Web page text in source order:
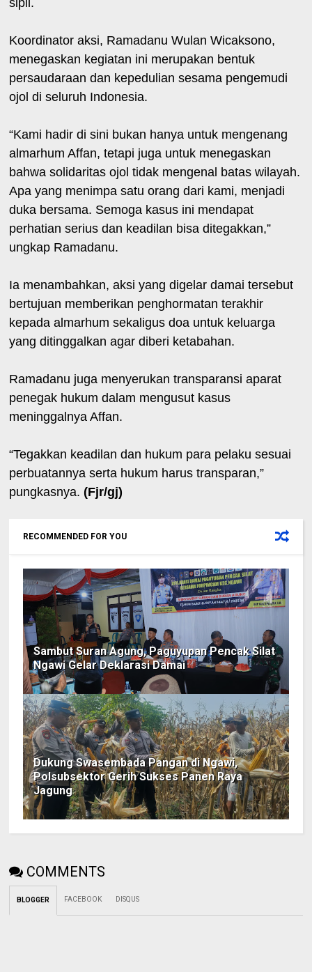
Koordinator aksi, Ramadanu Wulan Wicaksono,
menegaskan kegiatan ini merupakan bentuk
persaudaraan dan kepedulian sesama pengemudi
ojol di seluruh Indonesia.
“Kami hadir di sini bukan hanya untuk mengenang
almarhum Affan, tetapi juga untuk menegaskan
bahwa solidaritas ojol tidak mengenal batas wilayah.
Apa yang menimpa satu orang dari kami, menjadi
duka bersama. Semoga kasus ini mendapat
perhatian serius dan keadilan bisa ditegakkan,”
ungkap Ramadanu.
Ia menambahkan, aksi yang digelar damai tersebut
bertujuan memberikan penghormatan terakhir
kepada almarhum sekaligus doa untuk keluarga
yang ditinggalkan agar diberi ketabahan.
Ramadanu juga menyerukan transparansi aparat
penegak hukum dalam mengusut kasus
meninggalnya Affan.
“Tegakkan keadilan dan hukum para pelaku sesuai
perbuatannya serta hukum harus transparan,”
pungkasnya. (Fjr/gj)
RECOMMENDED FOR YOU
Sambut Suran Agung, Paguyupan Pencak Silat
Ngawi Gelar Deklarasi Damai
Dukung Swasembada Pangan di Ngawi,
Polsubsektor Gerih Sukses Panen Raya
Jagung
COMMENTS
BLOGGER FACEBOOK DISQUS